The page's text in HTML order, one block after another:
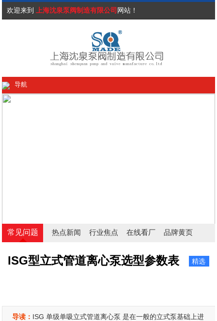
欢迎来到 上海沈泉泵阀制造有限公司 网站！
导航
常见问题 热点新闻 行业焦点 在线看厂 品牌黄页
ISG型立式管道离心泵选型参数表 精选
导读： ISG 单级单吸立式管道离心泵 是在一般的立式泵基础上进